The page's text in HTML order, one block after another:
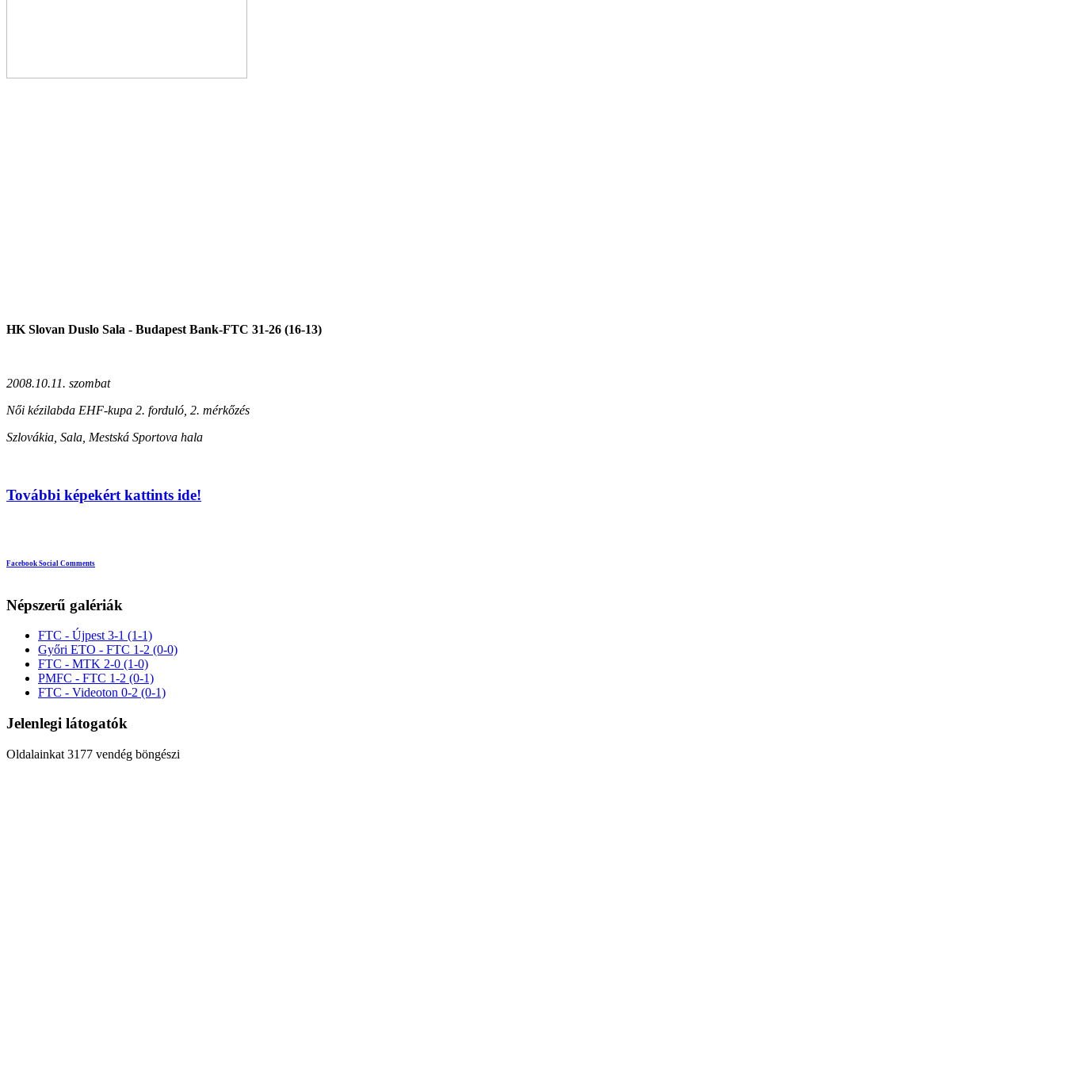
HK Slovan Duslo Sala - Budapest Bank-FTC 31-26 (16-13)
2008.10.11. szombat
Női kézilabda EHF-kupa 2. forduló, 2. mérkőzés
Szlovákia, Sala, Mestská Sportova hala
További képekért kattints ide!
Facebook Social Comments
Népszerű galériák
FTC - Újpest 3-1 (1-1)
Győri ETO - FTC 1-2 (0-0)
FTC - MTK 2-0 (1-0)
PMFC - FTC 1-2 (0-1)
FTC - Videoton 0-2 (0-1)
Jelenlegi látogatók
Oldalainkat 3177 vendég böngészi